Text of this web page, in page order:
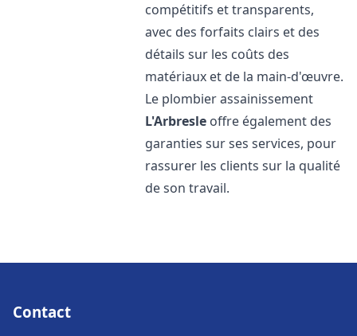
compétitifs et transparents,
avec des forfaits clairs et des
détails sur les coûts des
matériaux et de la main-d'œuvre.
Le plombier assainissement
L'Arbresle offre également des
garanties sur ses services, pour
rassurer les clients sur la qualité
de son travail.
Contact